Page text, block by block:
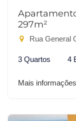
297m²
Rua General
3 Quartos 4
Mais informações